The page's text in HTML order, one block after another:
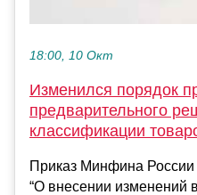
18:00, 10 Окт
Изменился порядок
предварительного
классификации
Приказ Минфина России
“О внесении изменений